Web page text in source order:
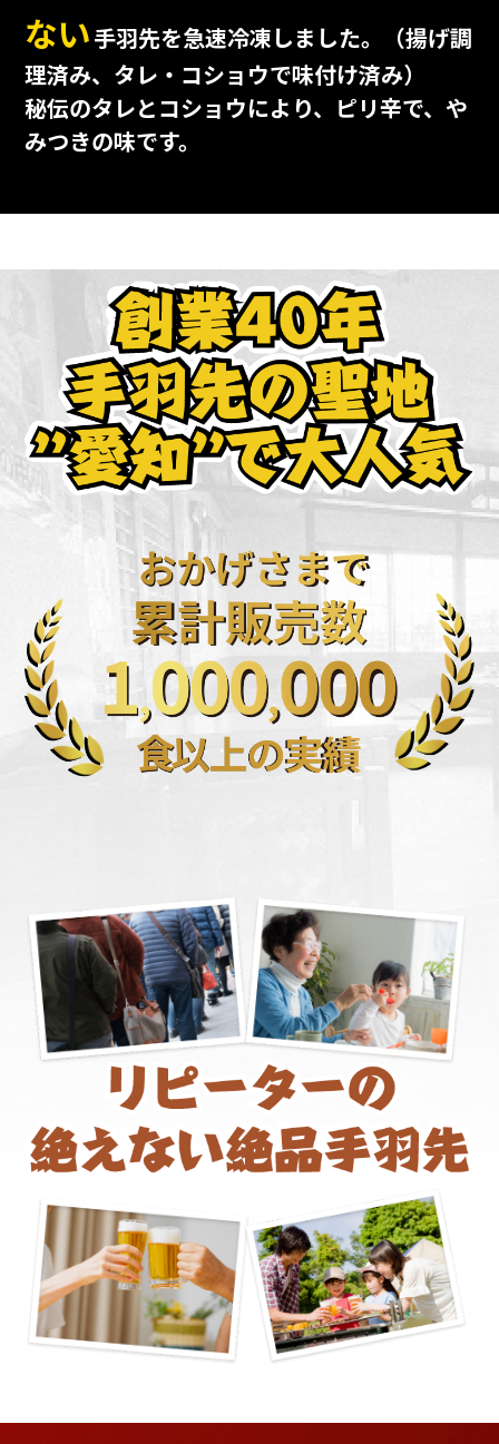
ない手羽先を急速冷凍しました。（揚げ調
理済み、タレ・コショウで味付け済み）
秘伝のタレとコショウにより、ピリ辛で、や
みつきの味です。